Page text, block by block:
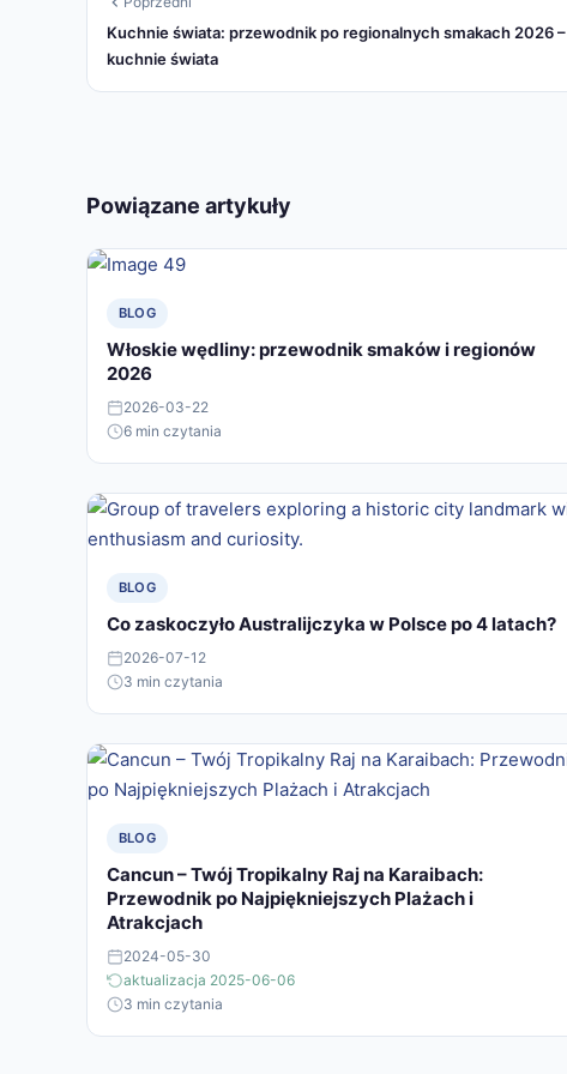
Kuchnie świata: przewodnik po regionalnych smakach 2026 –
kuchnie świata
Powiązane artykuły
BLOG
Włoskie wędliny: przewodnik smaków i regionów
2026
2026-03-22
6 min czytania
BLOG
Co zaskoczyło Australijczyka w Polsce po 4 latach?
2026-07-12
3 min czytania
BLOG
Cancun – Twój Tropikalny Raj na Karaibach:
Przewodnik po Najpiękniejszych Plażach i
Atrakcjach
2024-05-30
aktualizacja 2025-06-06
3 min czytania